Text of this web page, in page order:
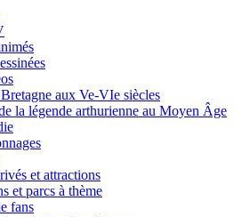
aux Ve-VIe siècles
la légende arthurienne au Moyen Âge
et attractions
et parcs à thème
fans